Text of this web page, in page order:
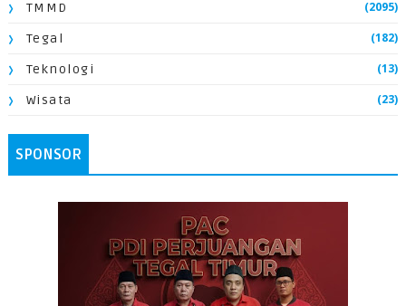
TMMD (2095)
Tegal (182)
Teknologi (13)
Wisata (23)
SPONSOR